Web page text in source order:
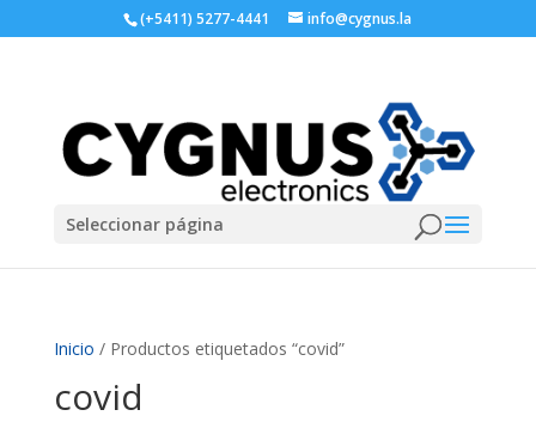
(+5411) 5277-4441 info@cygnus.la
Seleccionar página
Inicio / Productos etiquetados “covid”
covid